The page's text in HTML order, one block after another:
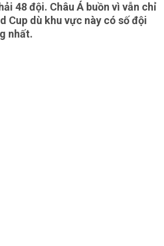
48 đội. Châu Á buồn vì vẫn chỉ
Cup dù khu vực này có số đội
nhất.